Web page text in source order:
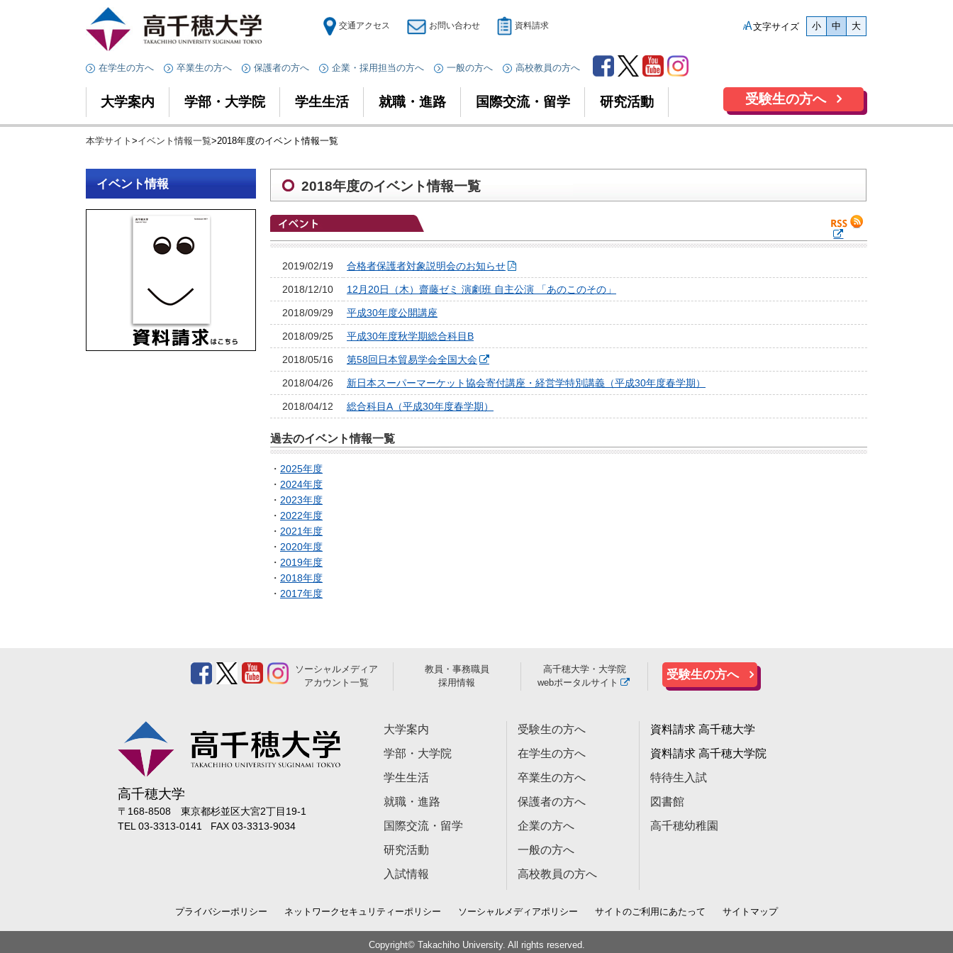
交通アクセス お問い合わせ 資料請求 小 中 大
文字サイズ
在学生の方へ 卒業生の方へ 保護者の方へ 企業・採用担当の方へ 一般の方へ 高校教員の方へ
大学案内 学部・大学院 学生生活 就職・進路 国際交流・留学 研究活動 受験生の方へ
本学サイト >イベント情報一覧>2018年度のイベント情報一覧
イベント情報 2018年度のイベント情報一覧
2019/02/19 合格者保護者対象説明会のお知らせ
2018/12/10 12月20日（木）齋藤ゼミ 演劇班 自主公演 「あのこのその」
2018/09/29 平成30年度公開講座
2018/09/25 平成30年度秋学期総合科目B
2018/05/16 第58回日本貿易学会全国大会
2018/04/26 新日本スーパーマーケット協会寄付講座・経営学特別講義（平成30年度春学期）
2018/04/12 総合科目A（平成30年度春学期）
過去のイベント情報一覧
・ 2025年度
・ 2024年度
・ 2023年度
・ 2022年度
・ 2021年度
・ 2020年度
・ 2019年度
・ 2018年度
・ 2017年度
ソーシャルメディア
アカウント一覧
教員・事務職員
採用情報
高千穂大学・大学院
webポータルサイト
受験生の方へ
高千穂大学
〒168-8508 東京都杉並区大宮2丁目19-1
TEL 03-3313-0141 FAX 03-3313-9034
大学案内
学部・大学院
学生生活
就職・進路
国際交流・留学
研究活動
入試情報
受験生の方へ
在学生の方へ
卒業生の方へ
保護者の方へ
企業の方へ
一般の方へ
高校教員の方へ
資料請求 高千穂大学
資料請求 高千穂大学院
特待生入試
図書館
高千穂幼稚園
プライバシーポリシー ネットワークセキュリティーポリシー ソーシャルメディアポリシー サイトのご利用にあたって サイトマップ
Copyright© Takachiho University. All rights reserved.